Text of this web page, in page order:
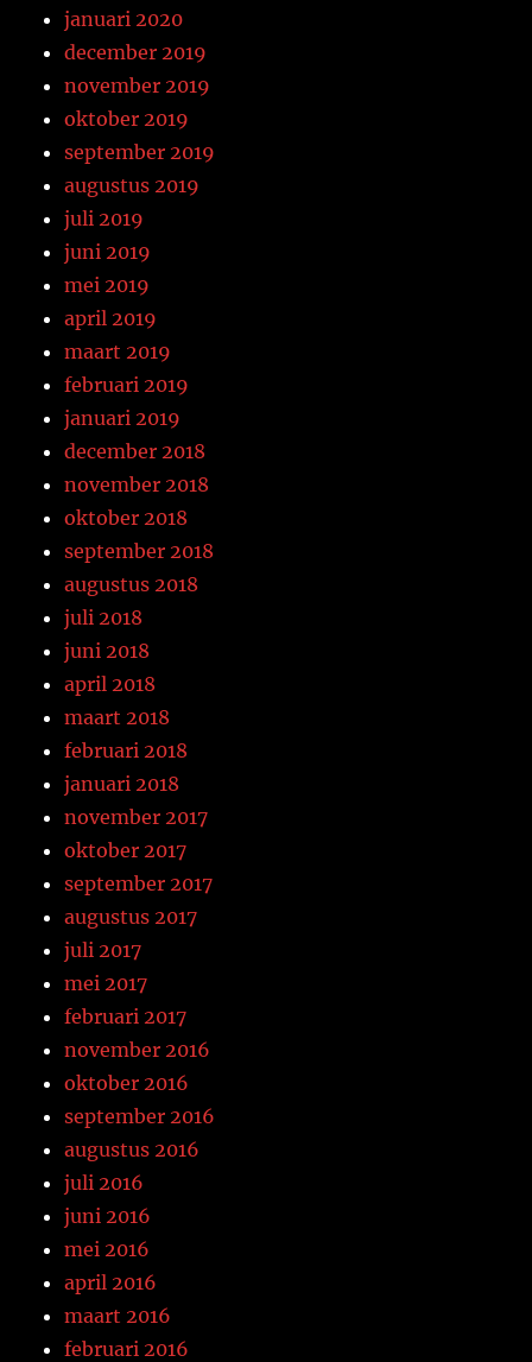
januari 2020
december 2019
november 2019
oktober 2019
september 2019
augustus 2019
juli 2019
juni 2019
mei 2019
april 2019
maart 2019
februari 2019
januari 2019
december 2018
november 2018
oktober 2018
september 2018
augustus 2018
juli 2018
juni 2018
april 2018
maart 2018
februari 2018
januari 2018
november 2017
oktober 2017
september 2017
augustus 2017
juli 2017
mei 2017
februari 2017
november 2016
oktober 2016
september 2016
augustus 2016
juli 2016
juni 2016
mei 2016
april 2016
maart 2016
februari 2016